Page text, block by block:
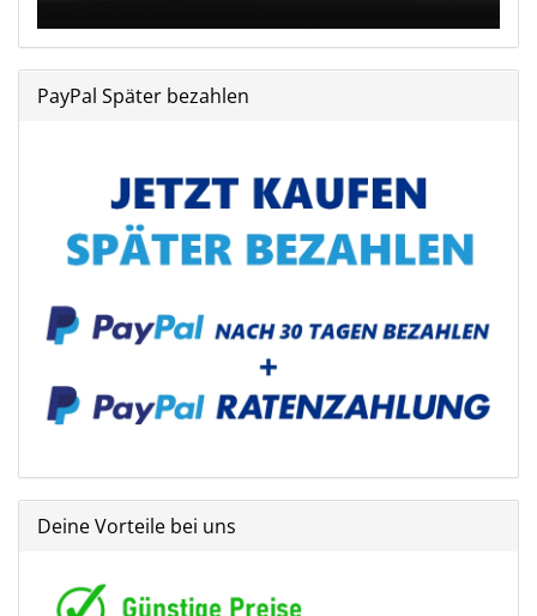
PayPal Später bezahlen
Deine Vorteile bei uns